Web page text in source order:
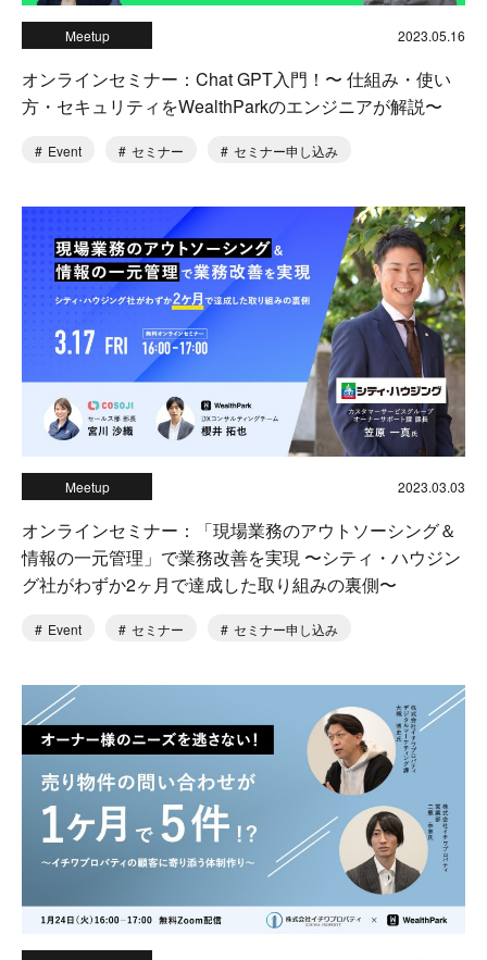
Meetup 2023.05.16
オンラインセミナー：Chat GPT入門！〜 仕組み・使い
方・セキュリティをWealthParkのエンジニアが解説〜
Event セミナー セミナー申し込み
Meetup 2023.03.03
オンラインセミナー：「現場業務のアウトソーシング＆
情報の一元管理」で業務改善を実現 〜シティ・ハウジン
グ社がわずか2ヶ月で達成した取り組みの裏側〜
Event セミナー セミナー申し込み